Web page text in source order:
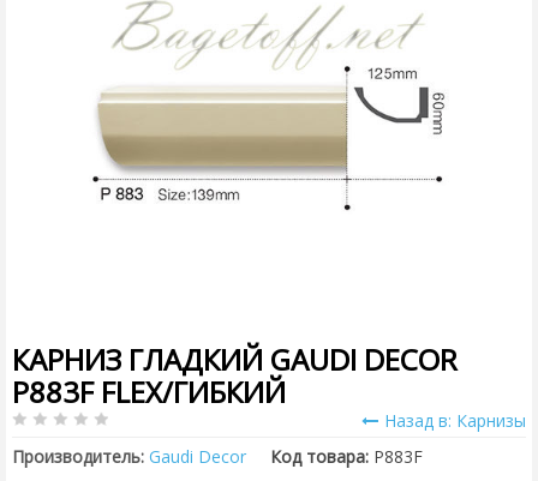
КАРНИЗ ГЛАДКИЙ GAUDI DECOR
P883F FLEX/ГИБКИЙ
Назад в: Карнизы
Производитель: Gaudi Decor Код товара: P883F